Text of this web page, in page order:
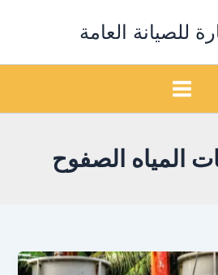
للصيانة العامة
المياه الصفوح